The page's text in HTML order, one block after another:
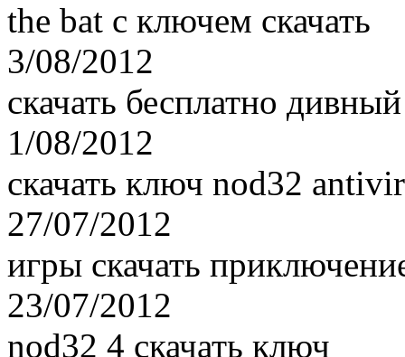
the bat с ключем скачать
3/08/2012
скачать бесплатно
1/08/2012
скачать ключ nod32
27/07/2012
игры скачать
23/07/2012
nod32 4 скачать ключ